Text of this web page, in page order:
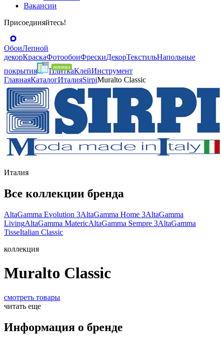
Вакансии
Присоединяйтесь!
ОбоиЛепной
декорКраскаФотообоиФрескиДекорТекстильНапольные
покрытия
ПлиткаКлейИнструмент
ГлавнаяКаталогИталияSirpiMuralto Classic
Италия
Все коллекции бренда
AltaGamma Evolution 3AltaGamma Home 3AltaGamma
LivingAltaGamma MatericAltaGamma Sempre 3AltaGamma
TisseItalian Classic
коллекция
Muralto Classic
смотреть товары
читать еще
Информация о бренде